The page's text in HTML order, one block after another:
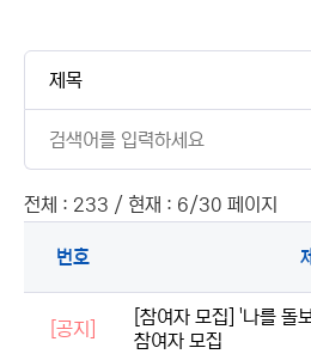
전체 : 233 / 현재 : 6/30 페이지
번호
[공지]
[참여자 모집] '나를 돌
참여자 모집